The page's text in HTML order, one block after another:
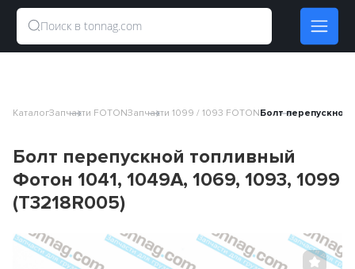
КаталогЗапчасти FOTONЗапчасти 1099 / 1093 FOTONБолт перепускной
Болт перепускной топливный
Фотон 1041, 1049A, 1069, 1093, 1099
(T3218R005)